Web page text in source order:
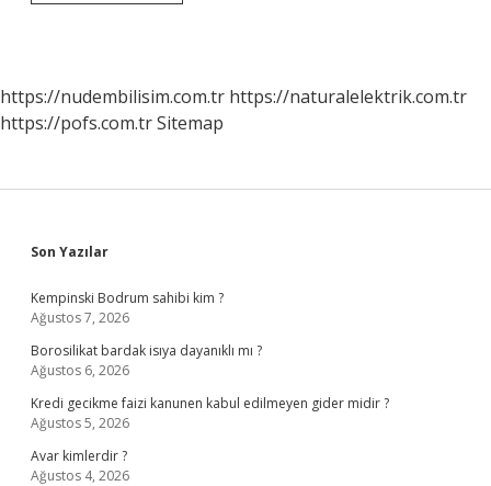
https://nudembilisim.com.tr https://naturalelektrik.com.tr
https://pofs.com.trSitemap
Sidebar
Son Yazılar
Kempinski Bodrum sahibi kim ?
Ağustos 7, 2026
Borosilikat bardak isıya dayanıklı mı ?
Ağustos 6, 2026
Kredi gecikme faizi kanunen kabul edilmeyen gider midir ?
Ağustos 5, 2026
Avar kimlerdir ?
Ağustos 4, 2026